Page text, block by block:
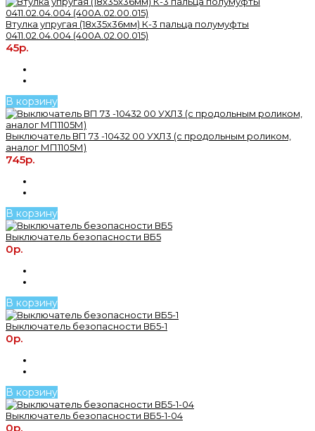
Втулка упругая (18х35х36мм) К-3 пальца полумуфты
0411.02.04.004 (400А.02.00.015)
45р.
В корзину
Выключатель ВП 73 -10432 00 УХЛ3 (с продольным роликом,
аналог МП1105М)
745р.
В корзину
Выключатель безопасности ВБ5
0р.
В корзину
Выключатель безопасности ВБ5-1
0р.
В корзину
Выключатель безопасности ВБ5-1-04
0р.